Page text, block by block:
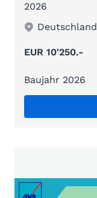
2026
Deutschland
EUR 10'250.-
Baujahr 2026